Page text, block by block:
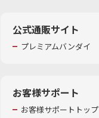
公式通販サイト
プレミアムバンダイ
お客様サポート
お客様サポートトップ